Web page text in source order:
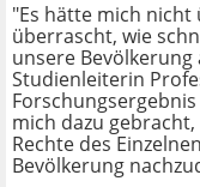
"Es hätte mich
überrascht, wie
unsere
Studienleiterin
mich dazu
Rechte des
Bevölkerung